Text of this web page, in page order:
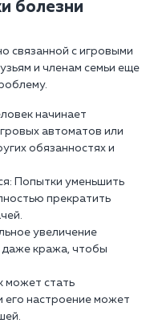
болезни
связанной с игровыми
и членам семьи еще
начинает
автоматов или
обязанностях и
Попытки уменьшить
прекратить
увеличение
даже кража, чтобы
может стать
настроение может